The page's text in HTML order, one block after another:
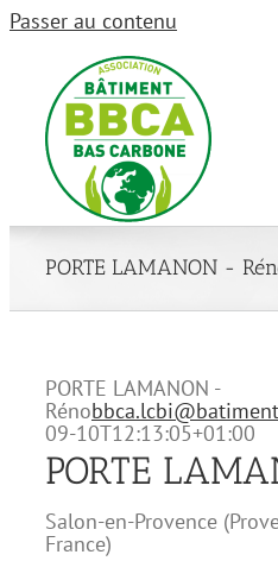
Passer au contenu
PORTE LAMANON -
PORTE LAMANON -
Réno
09-10T12:13:05+01:00
PORTE
Salon-en-Provence(
France)